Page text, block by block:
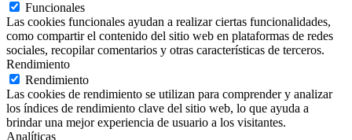
Funcionales
Las cookies funcionales ayudan a realizar ciertas funcionalidades,
como compartir el contenido del sitio web en plataformas de redes
sociales, recopilar comentarios y otras características de terceros.
Rendimiento
Rendimiento
Las cookies de rendimiento se utilizan para comprender y analizar
los índices de rendimiento clave del sitio web, lo que ayuda a
brindar una mejor experiencia de usuario a los visitantes.
Analíticas